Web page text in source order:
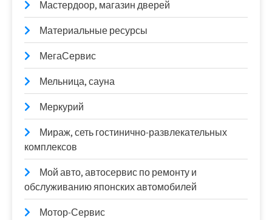
Мастердоор, магазин дверей
Материальные ресурсы
МегаСервис
Мельница, сауна
Меркурий
Мираж, сеть гостинично-развлекательных
комплексов
Мой авто, автосервис по ремонту и
обслуживанию японских автомобилей
Мотор-Сервис